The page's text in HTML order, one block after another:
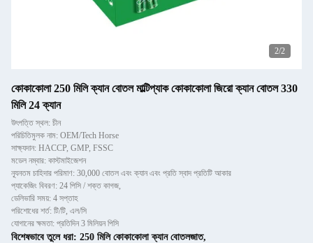
1/2
কোকাকোলা 250 মিলি ক্যান বোতল মাল্টিপ্যাক কোকাকোলা জিরো ক্যান বোতল 330
মিলি 24 ক্যান
উৎপত্তি স্থল: চীন
পরিচিতিমুলক নাম: OEM/Tech Horse
সাক্ষ্যদান: HACCP, GMP, FSSC
মডেল নম্বার: কাস্টমাইজেশন
ন্যূনতম চাহিদার পরিমাণ: 30,000 বোতল এবং ক্যান এবং প্রতি স্বাদ প্রতিটি আকার
প্যাকেজিং বিবরণ: 24 পিসি / শক্ত কাগজ,
ডেলিভারি সময়: 4 সপ্তাহ
পরিশোধের শর্ত: টি/টি, এল/সি
যোগানের ক্ষমতা: প্রতিদিন 3 মিলিয়ন পিসি
বিশেষভাবে তুলে ধরা: 250 মিলি কোকাকোলা ক্যান বোতলজাত,